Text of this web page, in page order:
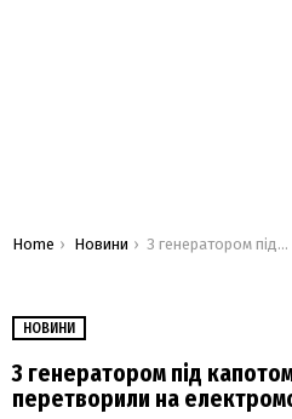
You are here:
Home Новини З генератором під капотом: Tesla Cybertruck перетворили на електромобіль для апокаліпсису
НОВИНИ
З генератором під
перетворили на